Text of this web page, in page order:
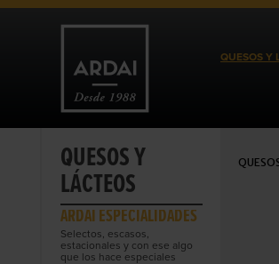
QUESOS Y
QUESOS Y
LÁCTEOS
ARDAI ESPECIALIDADES
Selectos, escasos,
estacionales y con ese algo
que los hace especiales